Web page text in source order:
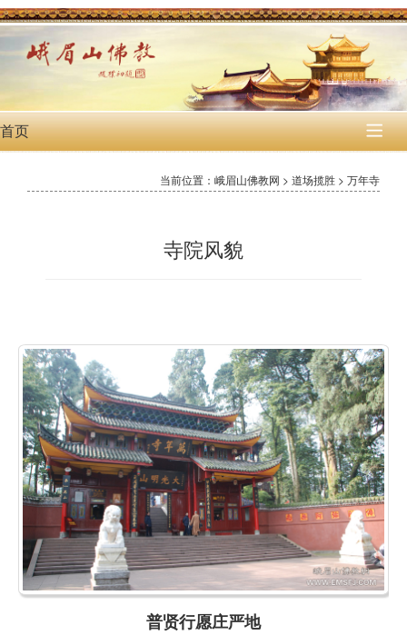
首页 
当前位置：峨眉山佛教网 > 道场揽胜 > 万年寺
寺院风貌
普贤行愿庄严地